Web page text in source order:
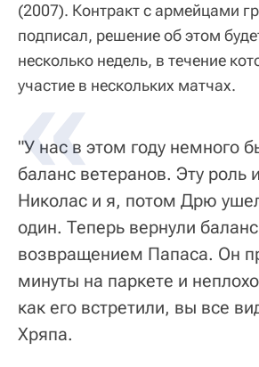
(2007). Контракт с армейцами
подписал, решение об этом
несколько недель, в течение
участие в нескольких матчах.
"У нас в этом году немного
баланс ветеранов. Эту роль
Николас и я, потом Дрю
один. Теперь вернули
возвращением Папаса. Он
минуты на паркете и
как его встретили, вы все
Хряпа.